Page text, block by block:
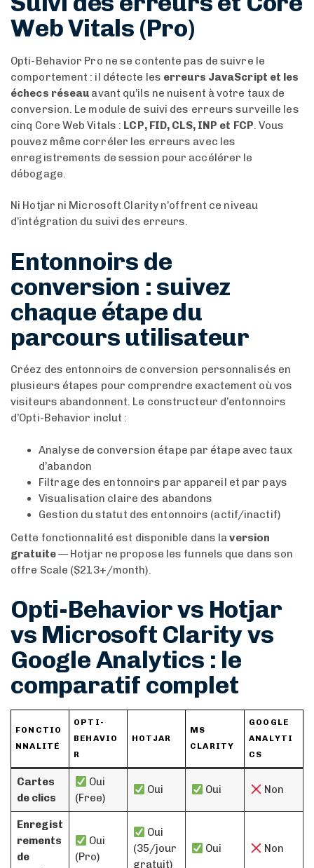
Web Vitals (Pro)
Opti-Behavior Pro ne se contente pas de suivre le
comportement : il détecte les erreurs JavaScript et les
échecs réseau avant qu’ils ne nuisent à votre taux de
conversion. Le module de suivi des erreurs surveille les
cinq Core Web Vitals : LCP, FID, CLS, INP et FCP. Vous
pouvez même corréler les erreurs avec les
enregistrements de session pour accélérer le
débogage.
Ni Hotjar ni Microsoft Clarity n’offrent ce niveau
d’intégration du suivi des erreurs.
Entonnoirs de
conversion : suivez
chaque étape du
parcours utilisateur
Créez des entonnoirs de conversion personnalisés en
plusieurs étapes pour comprendre exactement où vos
visiteurs abandonnent. Le constructeur d’entonnoirs
d’Opti-Behavior inclut :
Analyse de conversion étape par étape avec taux
d’abandon
Filtrage des entonnoirs par appareil et par pays
Visualisation claire des abandons
Gestion du statut des entonnoirs (actif/inactif)
Cette fonctionnalité est disponible dans laversion
gratuite— Hotjar ne propose les funnels que dans son
offre Scale ($213+/month).
Opti-Behavior vs Hotjar
vs Microsoft Clarity vs
Google Analytics : le
comparatif complet
FONCTIO
NNALITÉ
OPTI-
BEHAVIO
R
HOTJAR
MS
CLARITY
GOOGLE
ANALYTI
CS
Cartes
de clics
Oui
(Free)
Oui Oui Non
Enregist
rements
de
Oui
(Pro)
Oui
(35/jour
gratuit)
Oui Non